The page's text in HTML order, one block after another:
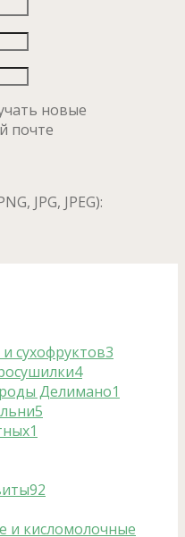
новые
почте
JPG, JPEG):
сухофруктов3
4
Делимано1
5
1
92
и кисломолочные